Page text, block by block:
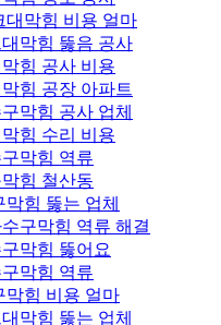
대막힘 비용 얼마
막힘 뚫음 공사
힘 공사 비용
힘 공장 아파트
막힘 공사 업체
힘 수리 비용
막힘 역류
힘 철산동
힘 뚫는 업체
구막힘 역류 해결
막힘 뚫어요
막힘 역류
막힘 비용 얼마
막힘 뚫는 업체